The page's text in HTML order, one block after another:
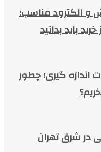
و الکترود مناسب؛
باید بدانید
اندازه گیری؛ چطور
در شرق تهران